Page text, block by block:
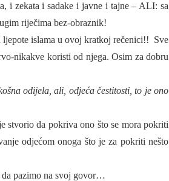
i zekata i sadake i javne i tajne – ALI: sa
riječima bez-obraznik!
islama u ovoj kratkoj rečenici!! Sve
nikakve koristi od njega. Osim za dobru
odijela, ali, odjeća čestitosti, to je ono
stvorio da pokriva ono što se mora pokriti
odjećom onoga što je za pokriti nešto
da pazimo na svoj govor…